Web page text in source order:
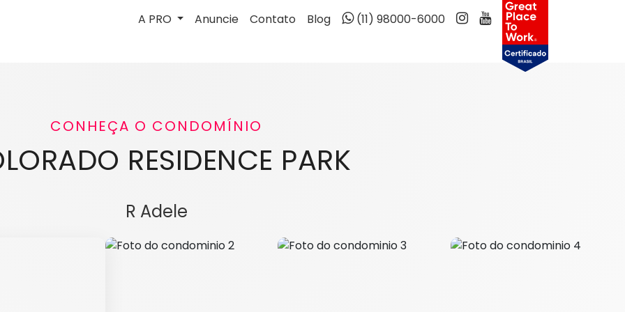
A PRO Anuncie Contato Blog (11) 98000-6000
CONHEÇA O CONDOMÍNIO
RESIDENCE PARK
R Adele